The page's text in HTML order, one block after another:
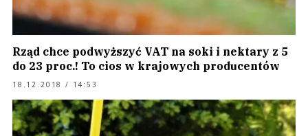
Rząd chce podwyższyć VAT na soki i nektary z 5
do 23 proc.! To cios w krajowych producentów
18.12.2018 / 14:53